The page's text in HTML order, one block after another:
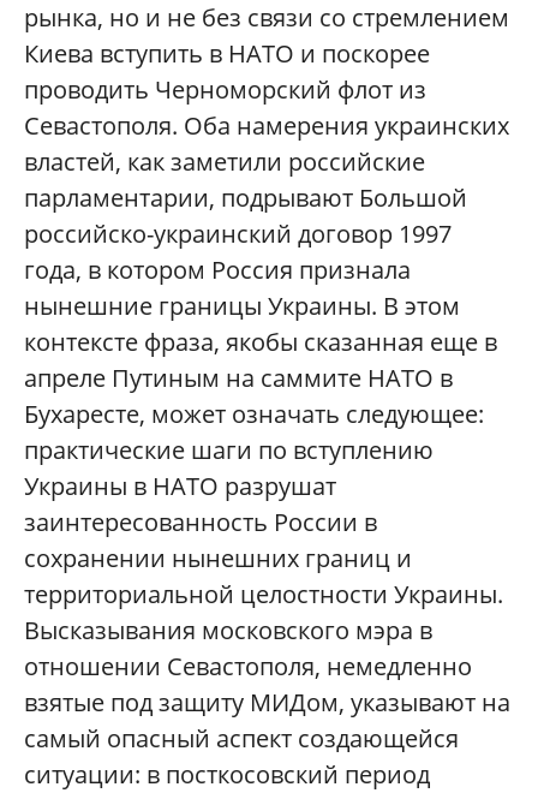
рынка, но и не без связи со стремлением
Киева вступить в НАТО и поскорее
проводить Черноморский флот из
Севастополя. Оба намерения украинских
властей, как заметили российские
парламентарии, подрывают Большой
российско-украинский договор 1997
года, в котором Россия признала
нынешние границы Украины. В этом
контексте фраза, якобы сказанная еще в
апреле Путиным на саммите НАТО в
Бухаресте, может означать следующее:
практические шаги по вступлению
Украины в НАТО разрушат
заинтересованность России в
сохранении нынешних границ и
территориальной целостности Украины.
Высказывания московского мэра в
отношении Севастополя, немедленно
взятые под защиту МИДом, указывают на
самый опасный аспект создающейся
ситуации: в посткосовский период